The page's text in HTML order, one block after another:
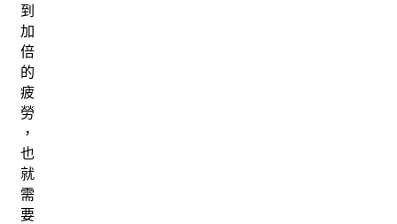
到
加
倍
的
疲
勞
，
也
就
需
要